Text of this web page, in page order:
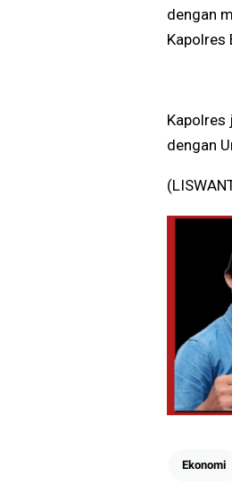
dengan
Kapolres
Kapolres
dengan
Ekonomi